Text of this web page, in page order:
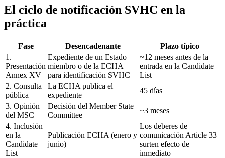
El ciclo de notificación SVHC en la
práctica
Fase Desencadenante
Plazo típico
1.
Presentación
Annex XV
Expediente de un Estado
miembro o de la ECHA
para identificación SVHC
~12 meses antes de la
entrada en la Candidate
List
2. Consulta
pública
La ECHA publica el
expediente
45 días
3. Opinión
del MSC
Decisión del Member State
Committee
~3 meses
4. Inclusión
en la
Candidate
List
Publicación ECHA (enero y
junio)
Los deberes de
comunicación Article 33
surten efecto de
inmediato